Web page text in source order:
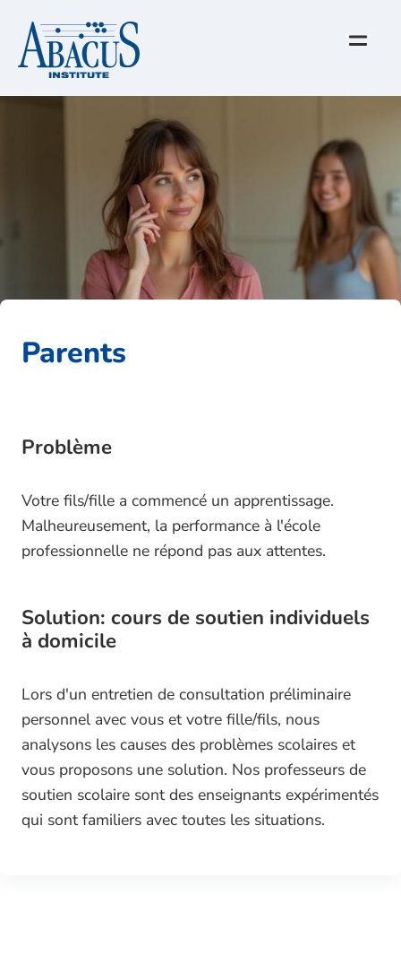
Parents
Problème
Votre fils/fille a commencé un apprentissage.
Malheureusement, la performance à l'école
professionnelle ne répond pas aux attentes.
Solution: cours de soutien individuels
à domicile
Lors d'un entretien de consultation préliminaire
personnel avec vous et votre fille/fils, nous
analysons les causes des problèmes scolaires et
vous proposons une solution. Nos professeurs de
soutien scolaire sont des enseignants expérimentés
qui sont familiers avec toutes les situations.